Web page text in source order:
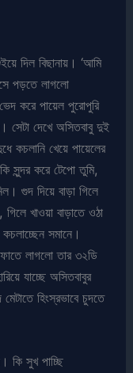
দিল বিছানায়। ‘আমি
পড়তে লাগলো
করে পায়েল পুরোপুরি
সেটা দেখে অসিতবাবু দুই
কচলানি খেয়ে পায়েলের
সুন্দর করে টেপো তুমি,
গুদ দিয়ে বাড়া গিলে
খাওয়া বাড়াতে ওঠা
সমানে।
লাগলো তার ৩২ডি
যাচ্ছে অসিতবাবুর
হিংস্রভাবে চুদতে
কি সুখ পাচ্ছি